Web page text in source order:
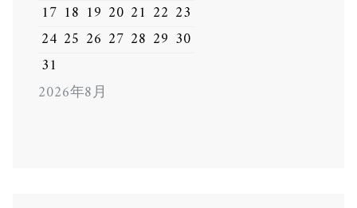
2026年8月
17 18 19 20 21 22 23
24 25 26 27 28 29 30
31